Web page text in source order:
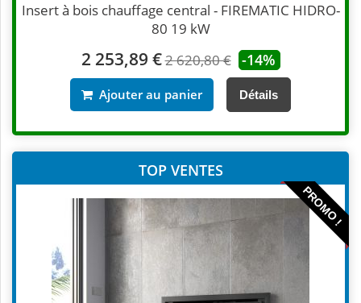
Insert à bois chauffage central - FIREMATIC HIDRO-
80 19 kW
2 253,89 €2 620,80 € -14%
Ajouter au panier Détails
TOP VENTES
PROMO !